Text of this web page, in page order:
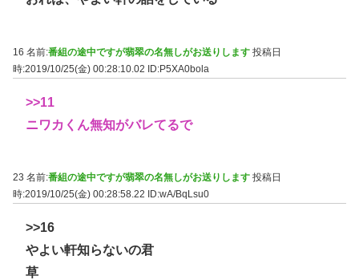
16 名前:番組の途中ですが翡翠の名無しがお送りします 投稿日
時:2019/10/25(金) 00:28:10.02 ID:P5XA0bola
>>11
ニワカくん無知がバレてるで
23 名前:番組の途中ですが翡翠の名無しがお送りします 投稿日
時:2019/10/25(金) 00:28:58.22
ID:wA/BqLsu0
>>16
やよい軒知らないの君
草